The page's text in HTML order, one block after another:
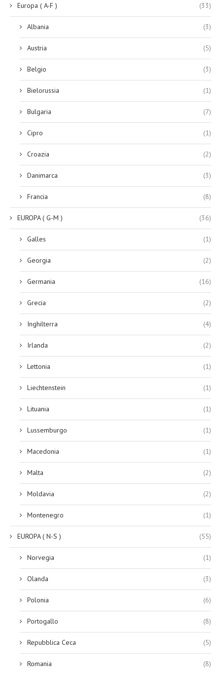
Europa ( A-F ) (33)
Albania (3)
Austria (5)
Belgio (3)
Bielorussia (1)
Bulgaria (7)
Cipro (1)
Croazia (2)
Danimarca (3)
Francia (8)
EUROPA ( G-M ) (36)
Galles (1)
Georgia (2)
Germania (16)
Grecia (2)
Inghilterra (4)
Irlanda (2)
Lettonia (1)
Liechtenstein (1)
Lituania (1)
Lussemburgo (1)
Macedonia (1)
Malta (2)
Moldavia (2)
Montenegro (1)
EUROPA ( N-S ) (55)
Norvegia (1)
Olanda (3)
Polonia (6)
Portogallo (8)
Repubblica Ceca (5)
Romania (8)